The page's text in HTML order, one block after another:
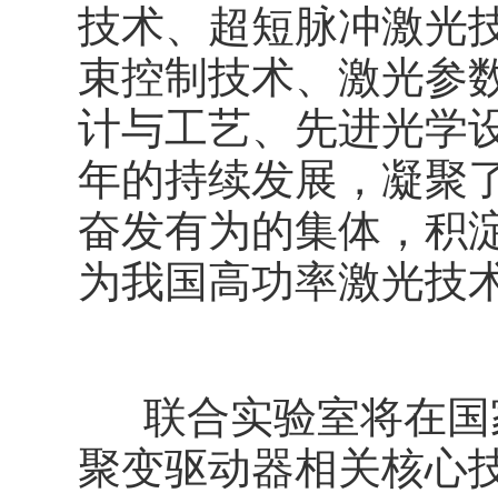
技术、超短脉冲激光
束控制技术、激光参
计与工艺、先进光学
年的持续发展，凝聚
奋发有为的集体，积
为我国高功率激光技
联合实验室将在国
聚变驱动器相关核心